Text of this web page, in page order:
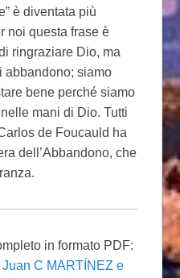
è diventata più
noi questa frase è
ringraziare Dio, ma
abbandono; siamo
bene perché siamo
mani di Dio. Tutti
de Foucauld ha
dell’Abbandono, che
in formato PDF:
C MARTÍNEZ e